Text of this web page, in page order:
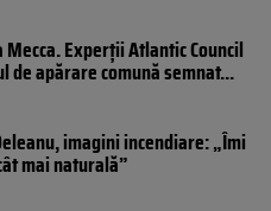
Experții Atlantic Council
de apărare comună semnat...
imagini incendiare: „Îmi
mai naturală”